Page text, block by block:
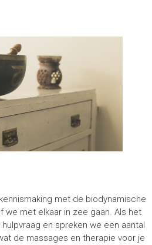
met de biodynamische
we met elkaar in zee gaan. Als het
en spreken we een aantal
de massages en therapie voor je